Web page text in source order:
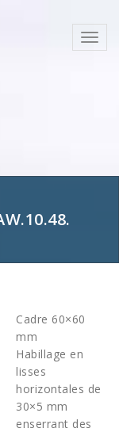
Cadre 60×60
mm
Habillage en
lisses
horizontales de
30×5 mm
enserrant des